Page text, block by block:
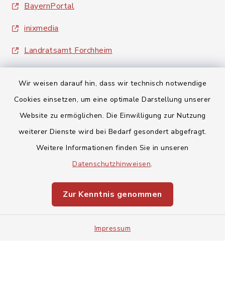
Wir weisen darauf hin, dass wir technisch notwendige
Cookies einsetzen, um eine optimale Darstellung unserer
Website zu ermöglichen. Die Einwilligung zur Nutzung
weiterer Dienste wird bei Bedarf gesondert abgefragt.
Weitere Informationen finden Sie in unseren
Datenschutzhinweisen.
Zur Kenntnis genommen
Impressum
BayernPortal
inixmedia
Landratsamt Forchheim
Barrierefreiheit
Impressum
Sitemap